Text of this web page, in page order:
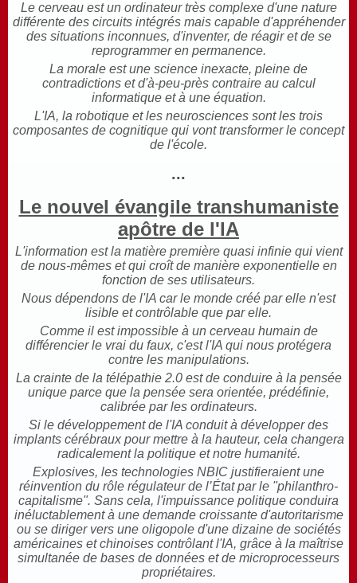
Le cerveau est un ordinateur très complexe d'une nature
différente des circuits intégrés mais capable d'appréhender
des situations inconnues, d'inventer, de réagir et de se
reprogrammer en permanence.
La morale est une science inexacte, pleine de
contradictions et d'à-peu-près contraire au calcul
informatique et à une équation.
L'IA, la robotique et les neurosciences sont les trois
composantes de cognitique qui vont transformer le concept
de l'école.
...
Le nouvel évangile transhumaniste
apôtre de l'IA
L'information est la matière première quasi infinie qui vient
de nous-mêmes et qui croît de manière exponentielle en
fonction de ses utilisateurs.
Nous dépendons de l'IA car le monde créé par elle n'est
lisible et contrôlable que par elle.
Comme il est impossible à un cerveau humain de
différencier le vrai du faux, c'est l'IA qui nous protégera
contre les manipulations.
La crainte de la télépathie 2.0 est de conduire à la pensée
unique parce que la pensée sera orientée, prédéfinie,
calibrée par les ordinateurs.
Si le développement de l'IA conduit à développer des
implants cérébraux pour mettre à la hauteur, cela changera
radicalement la politique et notre humanité.
Explosives, les technologies NBIC justifieraient une
réinvention du rôle régulateur de l’État par le "philanthro-
capitalisme". Sans cela, l'impuissance politique conduira
inéluctablement à une demande croissante d'autoritarisme
ou se diriger vers une oligopole d'une dizaine de sociétés
américaines et chinoises contrôlant l'IA, grâce à la maîtrise
simultanée de bases de données et de microprocesseurs
propriétaires.